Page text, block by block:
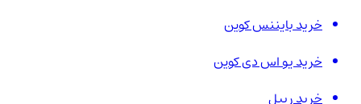
خرید بایننس کوین
خرید یو اس دی کوین
خرید ریپل